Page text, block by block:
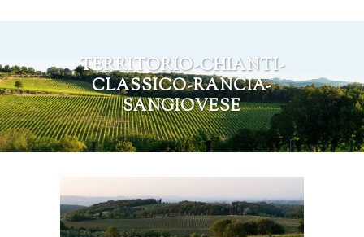
TERRITORIO-CHIANTI-
CLASSICO-RANCIA-
SANGIOVESE